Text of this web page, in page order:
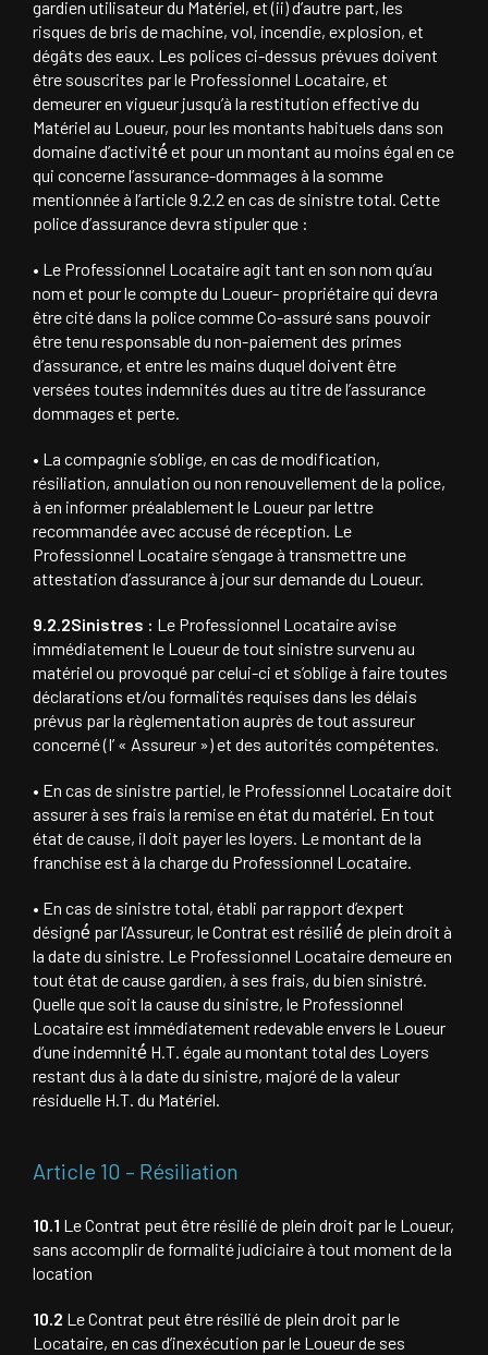
gardien utilisateur du Matériel, et (ii) d’autre part, les
risques de bris de machine, vol, incendie, explosion, et
dégâts des eaux. Les polices ci-dessus prévues doivent
être souscrites par le Professionnel Locataire, et
demeurer en vigueur jusqu’à la restitution effective du
Matériel au Loueur, pour les montants habituels dans son
domaine d’activité́ et pour un montant au moins égal en ce
qui concerne l’assurance-dommages à la somme
mentionnée à l’article 9.2.2 en cas de sinistre total. Cette
police d’assurance devra stipuler que :
• Le Professionnel Locataire agit tant en son nom qu’au
nom et pour le compte du Loueur- propriétaire qui devra
être cité dans la police comme Co-assuré sans pouvoir
être tenu responsable du non-paiement des primes
d’assurance, et entre les mains duquel doivent être
versées toutes indemnités dues au titre de l’assurance
dommages et perte.
• La compagnie s’oblige, en cas de modification,
résiliation, annulation ou non renouvellement de la police,
à en informer préalablement le Loueur par lettre
recommandée avec accusé de réception. Le
Professionnel Locataire s’engage à transmettre une
attestation d’assurance à jour sur demande du Loueur.
9.2.2Sinistres : Le Professionnel Locataire avise
immédiatement le Loueur de tout sinistre survenu au
matériel ou provoqué par celui-ci et s’oblige à faire toutes
déclarations et/ou formalités requises dans les délais
prévus par la règlementation auprès de tout assureur
concerné (I’ « Assureur ») et des autorités compétentes.
• En cas de sinistre partiel, le Professionnel Locataire doit
assurer à ses frais la remise en état du matériel. En tout
état de cause, il doit payer les loyers. Le montant de la
franchise est à la charge du Professionnel Locataire.
• En cas de sinistre total, établi par rapport d’expert
désigné́ par l’Assureur, le Contrat est résilié́ de plein droit à
la date du sinistre. Le Professionnel Locataire demeure en
tout état de cause gardien, à ses frais, du bien sinistré.
Quelle que soit la cause du sinistre, le Professionnel
Locataire est immédiatement redevable envers le Loueur
d’une indemnité́ H.T. égale au montant total des Loyers
restant dus à la date du sinistre, majoré de la valeur
résiduelle H.T. du Matériel.
Article 10 – Résiliation
10.1 Le Contrat peut être résilié de plein droit par le Loueur,
sans accomplir de formalité judiciaire à tout moment de la
location
10.2 Le Contrat peut être résilié de plein droit par le
Locataire, en cas d’inexécution par le Loueur de ses